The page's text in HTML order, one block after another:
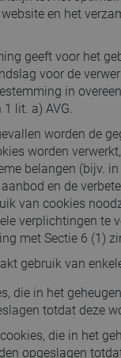
en het
geeft voor het
voor de
in
lit. a) AVG.
worden de
worden
belangen (bijv.
en de
van cookies
verplichtingen te
met Sectie 6 (1)
gebruik van
die in het
totdat deze
die in het
opgeslagen